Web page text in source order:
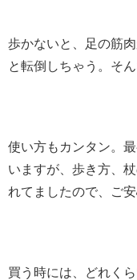
歩かないと、足の筋
と転倒しちゃう。そ
使い方もカンタン。
いますが、歩き方、
れてましたので、ご安
買う時には、どれく